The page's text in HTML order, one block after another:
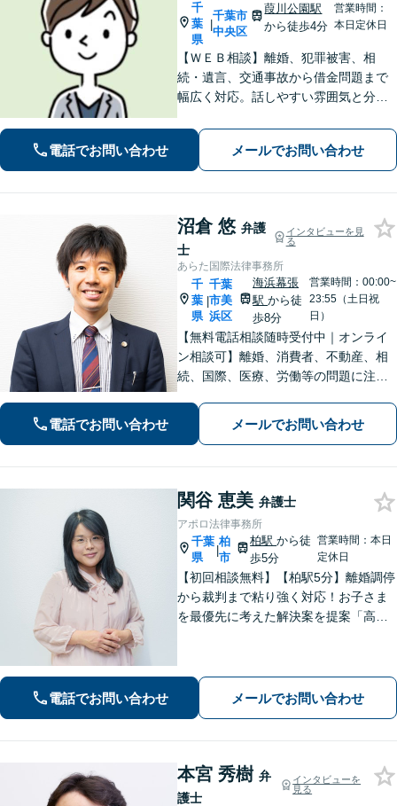
千
葉
県
|
千葉市
中央区
葭川公園駅
から徒歩4分
営業時間：
本日定休日
【ＷＥＢ相談】離婚、犯罪被害、相
続・遺言、交通事故から借金問題まで
幅広く対応。話しやすい雰囲気と分か
者支援案件の豊富な経験で培った知見
でお話を十分にお聞きし、心に寄り添
い伴走します。まずは一度ご相談くだ
さい。
電話でお問い合わせ メールでお問い合わせ
沼倉 悠 弁護
士
インタビューを見
る
あらた国際法律事務所
千
葉
県
|
千葉
市美
浜区
海浜幕張
駅から徒
歩8分
営業時間：00:00~
23:55（土日祝
日）
【無料電話相談随時受付中｜オンライ
ン相談可】離婚、消費者、不動産、相
続、国際、医療、労働等の問題に注力
した。相談者・依頼者に寄り添った対
応を心がけ、他事務所で難しいと言わ
電話でお問い合わせ メールでお問い合わせ
関谷 恵美 弁護士
アポロ法律事務所
千葉
県
|
柏
市
柏駅から徒
歩5分
営業時間：本日
定休日
【初回相談無料】【柏駅5分】離婚調停
から裁判まで粘り強く対応！お子さま
を最優先に考えた解決案を提案「高齢
産相続に強い」【完全個室制】【休
日・夜間面談可】【分割・後払い対
応】
電話でお問い合わせ メールでお問い合わせ
本宮 秀樹 弁
護士
インタビューを
見る